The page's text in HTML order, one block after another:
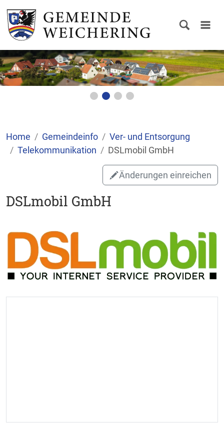
Home Gemeindeinfo
Ver- und Entsorgung
Telekommunikation
DSLmobil GmbH
Änderungen einreichen
DSLmobil GmbH